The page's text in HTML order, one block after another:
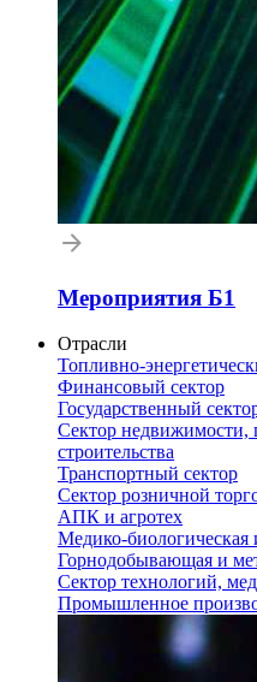
Мероприятия Б1
Отрасли
Топливно-
Финансовый сектор
Государственный
Сектор недвижимости,
строительства
Транспортный сектор
Сектор розничной
АПК и агротех
Медико-биологическая
Горнодобывающая и
Сектор технологий,
Промышленное